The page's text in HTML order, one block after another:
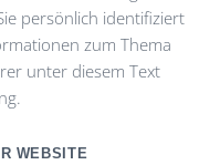
persönlich identifiziert
zum Thema
unter diesem Text
WEBSITE